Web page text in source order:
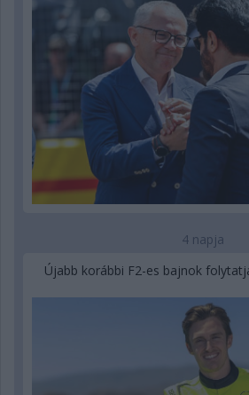
4 napja
Újabb korábbi F2-es bajnok